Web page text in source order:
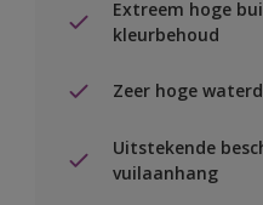
Extreem hoge
kleurbehoud
Zeer hoge
Uitstekende
vuilaanhang